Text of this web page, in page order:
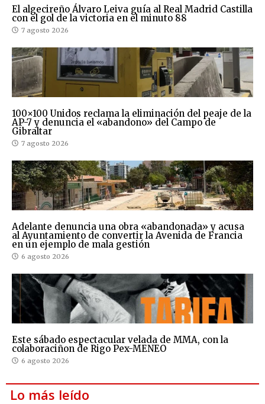
El algecireño Álvaro Leiva guía al Real Madrid Castilla
con el gol de la victoria en el minuto 88
7 agosto 2026
100×100 Unidos reclama la eliminación del peaje de la
AP-7 y denuncia el «abandono» del Campo de
Gibraltar
7 agosto 2026
Adelante denuncia una obra «abandonada» y acusa
al Ayuntamiento de convertir la Avenida de Francia
en un ejemplo de mala gestión
6 agosto 2026
Este sábado espectacular velada de MMA, con la
colaboraciñon de Rigo Pex-MENEO
6 agosto 2026
Lo más leído